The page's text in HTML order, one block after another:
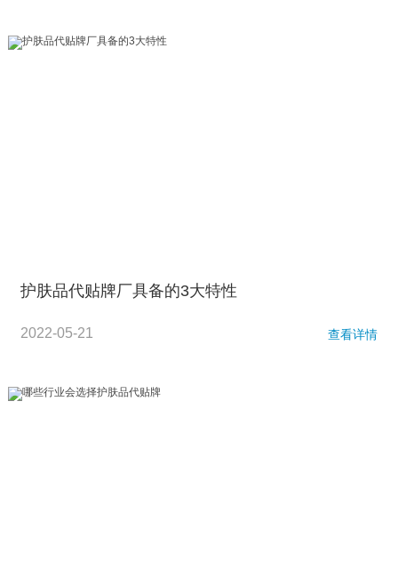
护肤品代贴牌厂具备的3大特性
2022-05-21 查看详情